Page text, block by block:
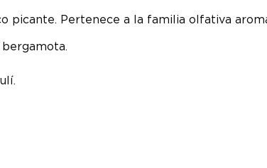
picante. Pertenece a la familia olfativa
bergamota.